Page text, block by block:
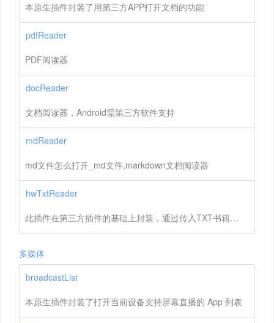
本原生插件封装了用第三方APP打开文档的功能
pdfReader
PDF阅读器
docReader
文档阅读器，Android需第三方软件支持
mdReader
md文件怎么打开_md文件,markdown文档阅读器
hwTxtReader
此插件在第三方插件的基础上封装，通过传入TXT书籍文件地址，即可快速打开并进行阅读，内含翻页、章节、等其它功能。
多媒体
broadcastList
本原生插件封装了打开当前设备支持屏幕直播的 App 列表